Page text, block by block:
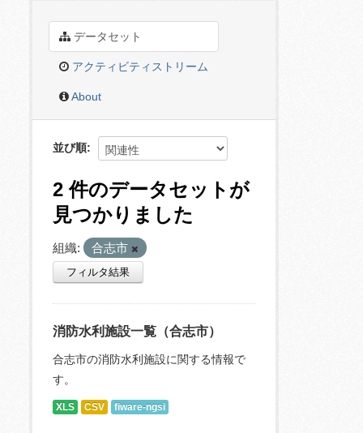
データセット
アクティビティストリーム
About
並び順
2 件のデータセットが
見つかりました
組織: 合志市
フィルタ結果
消防水利施設一覧（合志市）
合志市の消防水利施設に関する情報で
す。
XLS CSV fiware-ngsi